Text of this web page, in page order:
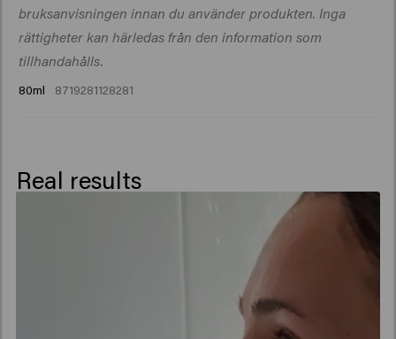
Sodium Benzoate, Panthenol, Polyquaternium-10,
Methoxy PEG/PPG-7/3 Aminopropyl Dimethicone, PEG-
7 Glyceryl Cocoate, Silicone Quaternium-22, Citric
Hydrolyzed Vegetable Protein, Propylene Glycol,
Chloride, Spathodea Campanulata Flower Extract,
Isomethyl Ionone, Citrus Aurantium Peel Oil, Hexyl
Cinnamal, Limonene, Linalool, Linalyl Acetate,
Tetramethyl Acetyloctahydronaphthalenes.
bruksanvisningen innan du använder produkten. Inga
rättigheter kan härledas från den information som
tillhandahålls.
80ml 8719281128281
Real results